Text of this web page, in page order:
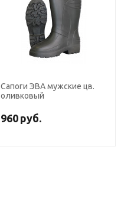
Сапоги ЭВА мужские цв.
оливковый
960 руб.